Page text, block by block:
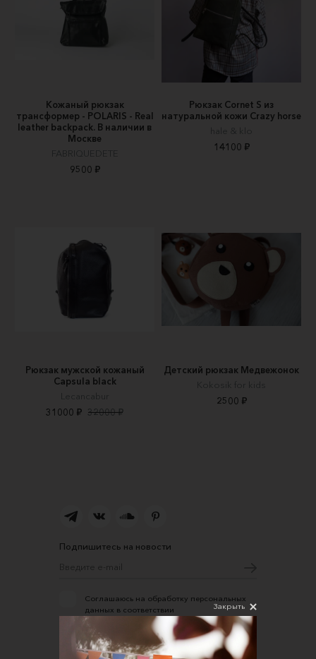
Кожаный рюкзак
трансформер - POLARIS - Real
leather backpack. В наличии в
Москве
FABRIQUEDETE
9500 ₽
Рюкзак Cornet S из
натуральной кожи Crazy horse
hale & klo
14100 ₽
Рюкзак мужской кожаный
Capsula black
Lecancabur
31000 ₽ 32000 ₽
Детский рюкзак Медвежонок
Kokosik for kids
2500 ₽
Подпишитесь на новости
Соглашаюсь на обработку персональных
данных в соответствии
с
Политикой конфиденциальности
Закрыть